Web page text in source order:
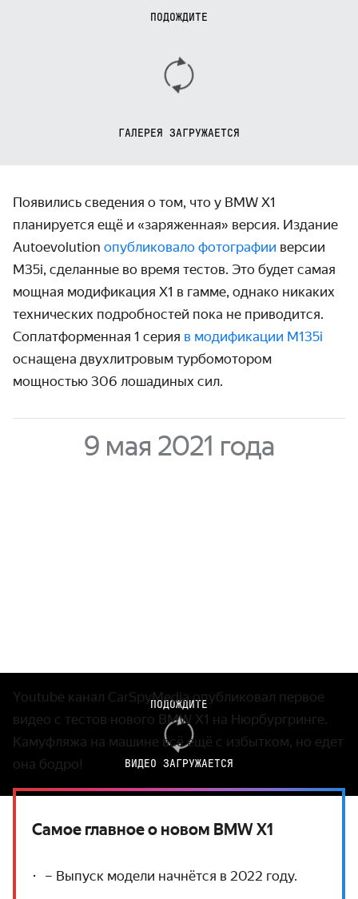
ПОДОЖДИТЕ
ГАЛЕРЕЯ ЗАГРУЖАЕТСЯ
Появились сведения о том, что у BMW X1
планируется ещё и «заряженная» версия. Издание
Autoevolution опубликовало фотографии версии
M35i, сделанные во время тестов. Это будет самая
мощная модификация Х1 в гамме, однако никаких
технических подробностей пока не приводится.
Соплатформенная 1 серия в модификации M135i
оснащена двухлитровым турбомотором
мощностью 306 лошадиных сил.
9 мая 2021 года
ПОДОЖДИТЕ
ВИДЕО ЗАГРУЖАЕТСЯ
Youtube канал CarSpyMedia опубликовал первое
видео с тестов нового BMW Х1 на Нюрбургринге.
Камуфляжа на машине всё ещё с избытком, но едет
она бодро!
Самое главное о новом BMW X1
– Выпуск модели начнётся в 2022 году.